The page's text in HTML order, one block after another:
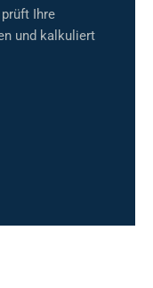
Ihre
und kalkuliert